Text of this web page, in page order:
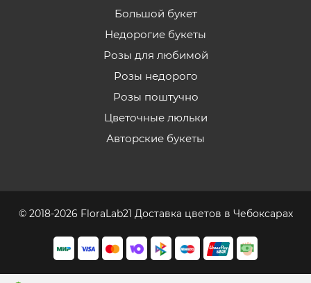
Большой букет
Недорогие букеты
Розы для любимой
Розы недорого
Розы поштучно
Цветочные люльки
Авторские букеты
© 2018-2026 FloraLab21 Доставка цветов в Чебоксарах